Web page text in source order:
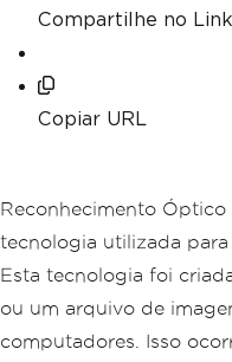
Compartilhe no
Copiar URL
Reconhecimento Óptico
tecnologia utilizada para
Esta tecnologia foi
ou um arquivo de
computadores. Isso